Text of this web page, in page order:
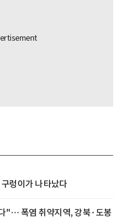
렁이가 나타났다
"… 폭염 취약지역, 강북·도봉